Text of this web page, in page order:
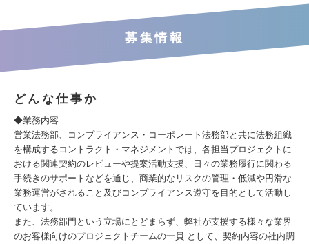
募集情報
どんな仕事か
◆業務内容
営業法務部、コンプライアンス・コーポレート法務部と共に法務組織
を構成するコントラクト・マネジメントでは、各担当プロジェクトに
おける関連契約のレビューや提案活動支援、日々の業務履行に関わる
手続きのサポートなどを通じ、商業的なリスクの管理・低減や円滑な
業務運営がされること及びコンプライアンス遵守を目的として活動し
ています。
また、法務部門という立場にとどまらず、弊社が支援する様々な業界
のお客様向けのプロジェクトチームの一員 として、契約内容の社内調